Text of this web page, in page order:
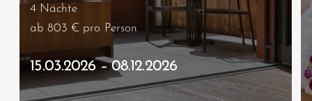
4 Nächte
ab 803 € pro Person
15.03.2026 – 08.12.2026